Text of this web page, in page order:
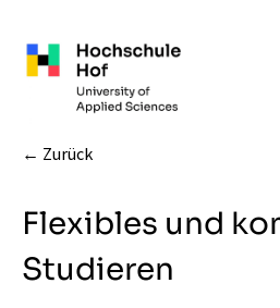
Zurück
Flexibles und
Studieren